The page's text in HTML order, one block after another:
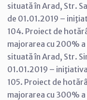
situată în Arad, Str.
de 01.01.2019 –
104. Proiect de
majorarea cu 200%
situată în Arad, Str.
01.01.2019 –
105. Proiect de
majorarea cu 300%